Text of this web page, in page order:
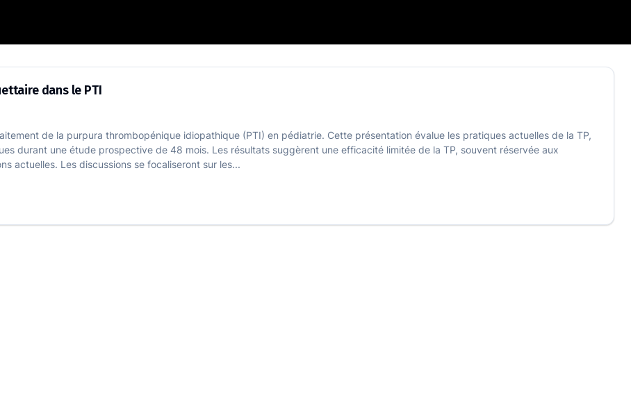
plaquettaire dans le PTI
dans le PTI
de la purpura thrombopénique idiopathique (PTI) en pédiatrie. Cette présentation évalue les pratiques actuelles de la TP,
durant une étude prospective de 48 mois. Les résultats suggèrent une efficacité limitée de la TP, souvent réservée aux
actuelles. Les discussions se focaliseront sur les...